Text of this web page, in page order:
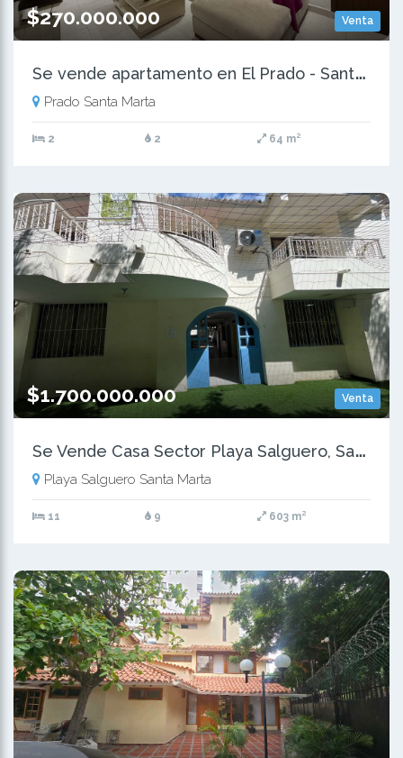
Venta
$270.000.000
S
e vende apartamento en El Prado - Santa Marta
Prado Santa Marta
2 2 64 m²
Venta
$1.700.000.000
S
e Vende Casa Sector Playa Salguero, Santa Marta
Playa Salguero Santa Marta
11 9 603 m²